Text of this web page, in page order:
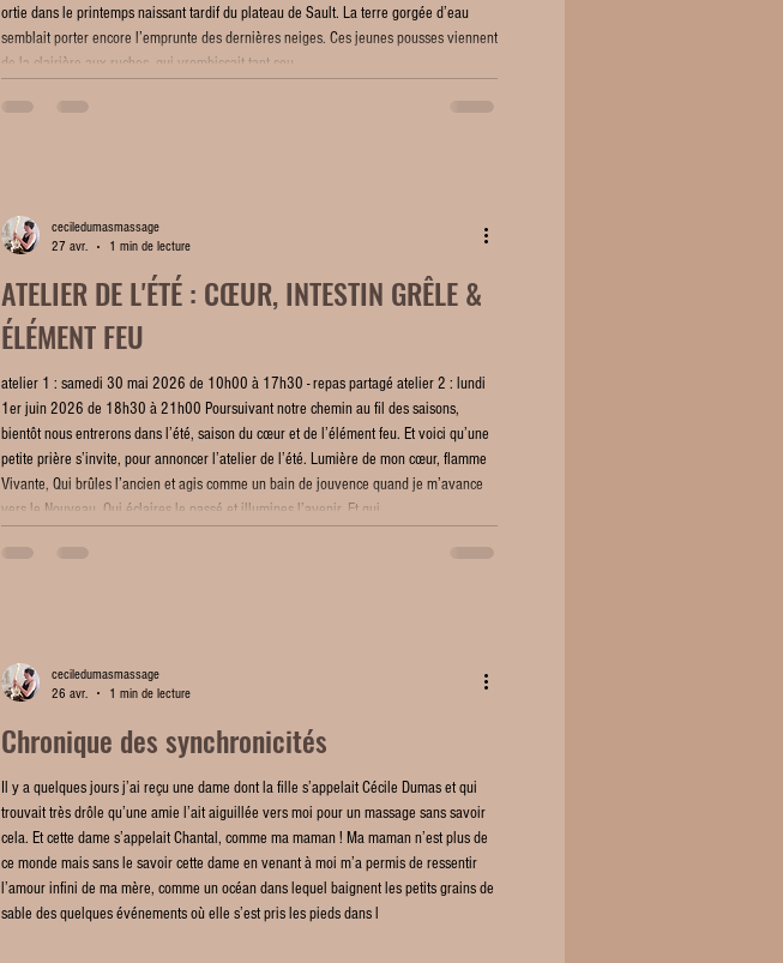
ortie dans le printemps naissant tardif du plateau de Sault. La terre gorgée d’eau
semblait porter encore l’emprunte des dernières neiges. Ces jeunes pousses viennent
de la clairière aux ruches, qui vrombissait tant sou
ATELIER DE L'ÉTÉ : CŒUR, INTESTIN GRÊLE &
ÉLÉMENT FEU
atelier 1 : samedi 30 mai 2026 de 10h00 à 17h30 - repas partagé atelier 2 : lundi
1er juin 2026 de 18h30 à 21h00 Poursuivant notre chemin au fil des saisons,
bientôt nous entrerons dans l’été, saison du cœur et de l’élément feu. Et voici qu’une
petite prière s’invite, pour annoncer l’atelier de l’été. Lumière de mon cœur, flamme
Vivante, Qui brûles l’ancien et agis comme un bain de jouvence quand je m’avance
vers le Nouveau, Qui éclaires le passé et illumines l’avenir, Et qui
ceciledumasmassage
27 avr.
1 min de lecture
Chronique des synchronicités
Il y a quelques jours j’ai reçu une dame dont la fille s’appelait Cécile Dumas et qui
trouvait très drôle qu’une amie l’ait aiguillée vers moi pour un massage sans savoir
cela. Et cette dame s’appelait Chantal, comme ma maman ! Ma maman n’est plus de
ce monde mais sans le savoir cette dame en venant à moi m’a permis de ressentir
l’amour infini de ma mère, comme un océan dans lequel baignent les petits grains de
sable des quelques événements où elle s’est pris les pieds dans l
ceciledumasmassage
26 avr.
1 min de lecture